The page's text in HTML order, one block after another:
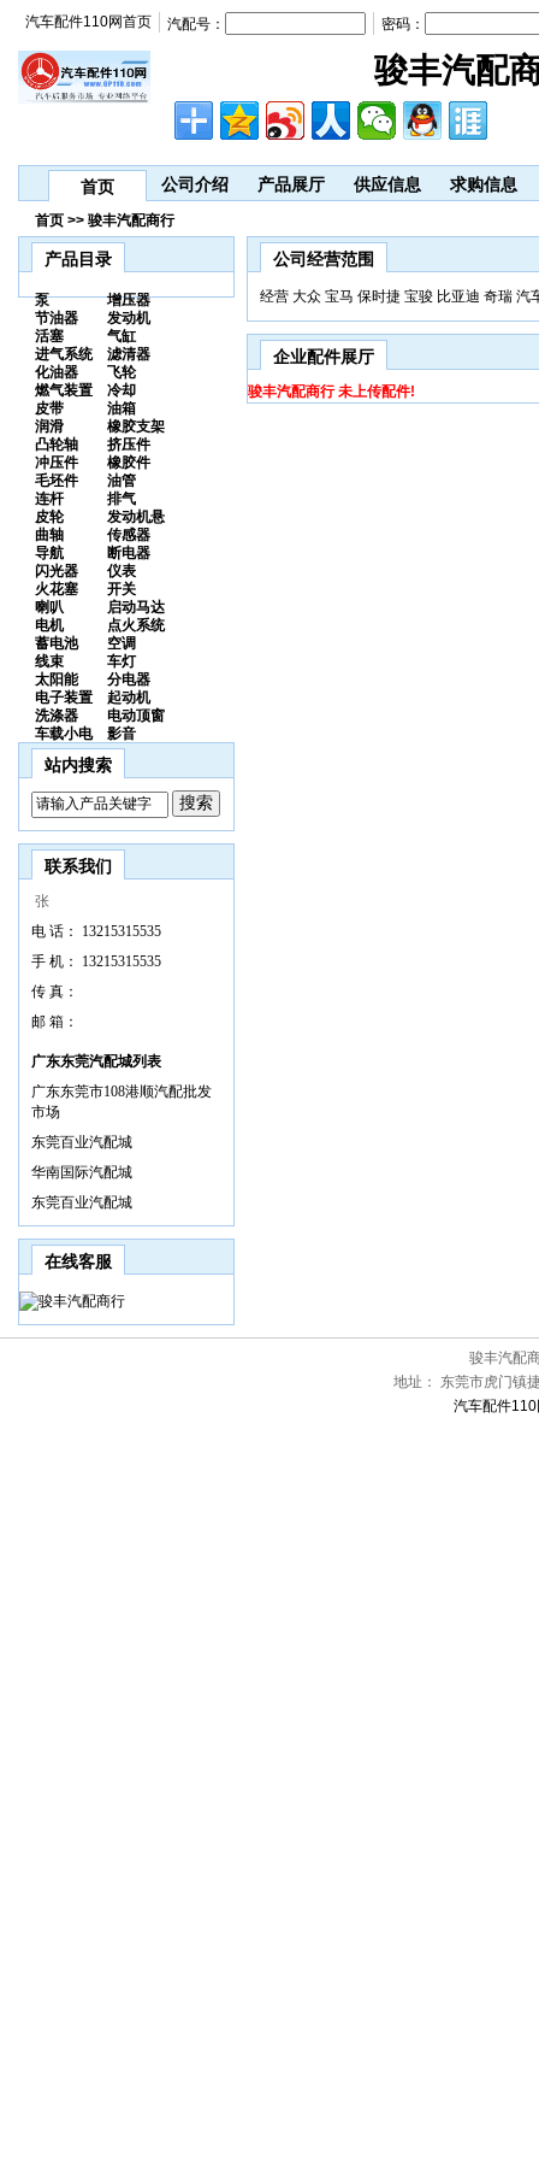
骏丰汽配
汽车配件110网首页 汽配号： 密码：
首页 公司介绍 产品展厅 供应信息 求购信息
首页 >> 骏丰汽配商行
产品目录
泵
增压器
节油器
发动机
活塞
气缸
进气系统
滤清器
化油器
飞轮
燃气装置
冷却
皮带
油箱
润滑
橡胶支架
凸轮轴
挤压件
冲压件
橡胶件
毛坯件
油管
连杆
排气
皮轮
发动机悬
曲轴
传感器
导航
断电器
闪光器
仪表
火花塞
开关
喇叭
启动马达
电机
点火系统
蓄电池
空调
线束
车灯
太阳能
分电器
电子装置
起动机
洗涤器
电动顶窗
车载小电
影音
站内搜索
联系我们
张
电 话：
13215315535
手 机：
13215315535
传 真：
邮 箱：
广东东莞汽配城列表
广东东莞市108港顺汽配批发
市场
东莞百业汽配城
华南国际汽配城
东莞百业汽配城
在线客服
公司经营范围
经营 大众 宝马 保时捷 宝骏 比亚迪 奇瑞 汽
企业配件展厅
骏丰汽配商行 未上传配件!
骏丰汽配
地址：
东莞市虎门镇
汽车配件